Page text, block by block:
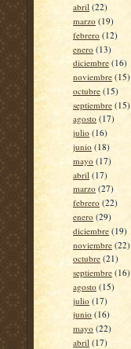
abril (22)
marzo (19)
febrero (12)
enero (13)
diciembre (16)
noviembre (15)
octubre (15)
septiembre (15)
agosto (17)
julio (16)
junio (18)
mayo (17)
abril (17)
marzo (27)
febrero (22)
enero (29)
diciembre (19)
noviembre (22)
octubre (21)
septiembre (16)
agosto (15)
julio (17)
junio (16)
mayo (22)
abril (17)